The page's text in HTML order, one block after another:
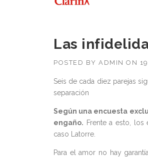
Las
POSTED BY ADMIN ON
Seis de cada diez parejas
separación
Según una encuesta
engaño. Frente a esto,
caso Latorre.
Para el amor no hay